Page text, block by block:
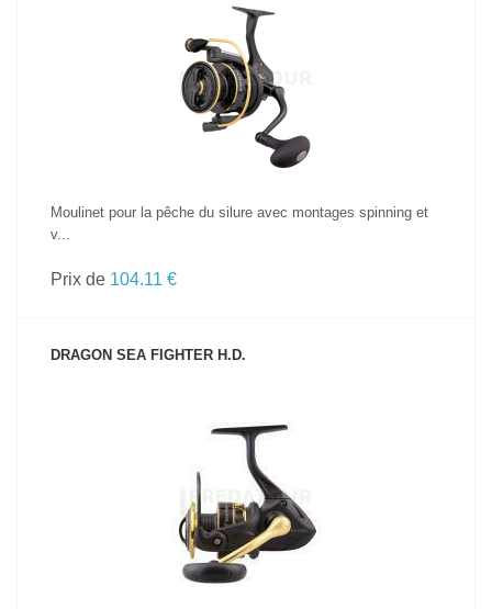
VOIR LE PRODUIT
Moulinet pour la pêche du silure avec montages spinning et
v...
Prix de 104.11 €
DRAGON SEA FIGHTER H.D.
VOIR LE PRODUIT